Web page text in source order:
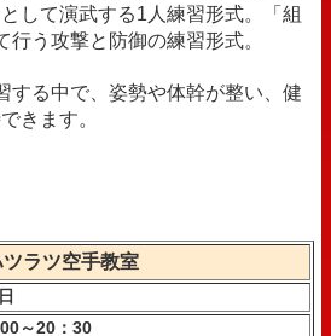
して演武する1人練習形式。「組
う攻撃と防御の練習形式。
る中で、姿勢や体幹が整い、 健
きます。
ラツ空手教室
～20：30